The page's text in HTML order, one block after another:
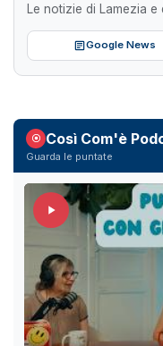
Le notizie di Lamezia
Google News
Così Com'è
Guarda le puntate